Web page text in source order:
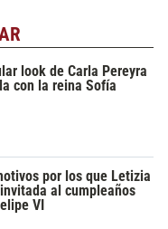
look de Carla Pereyra
con la reina Sofía
por los que Letizia
al cumpleaños
VI